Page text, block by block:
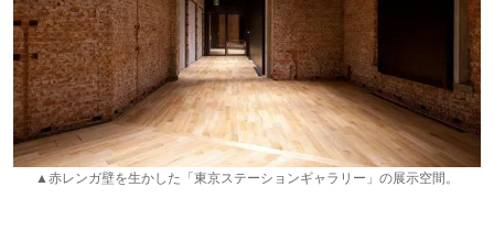
▲赤レンガ壁を生かした「東京ステーションギャラリー」の展示空間。